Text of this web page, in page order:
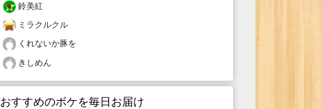
鈴美紅
ミラクルクル
くれないか豚を
きしめん
おすすめのボケを毎日お届け